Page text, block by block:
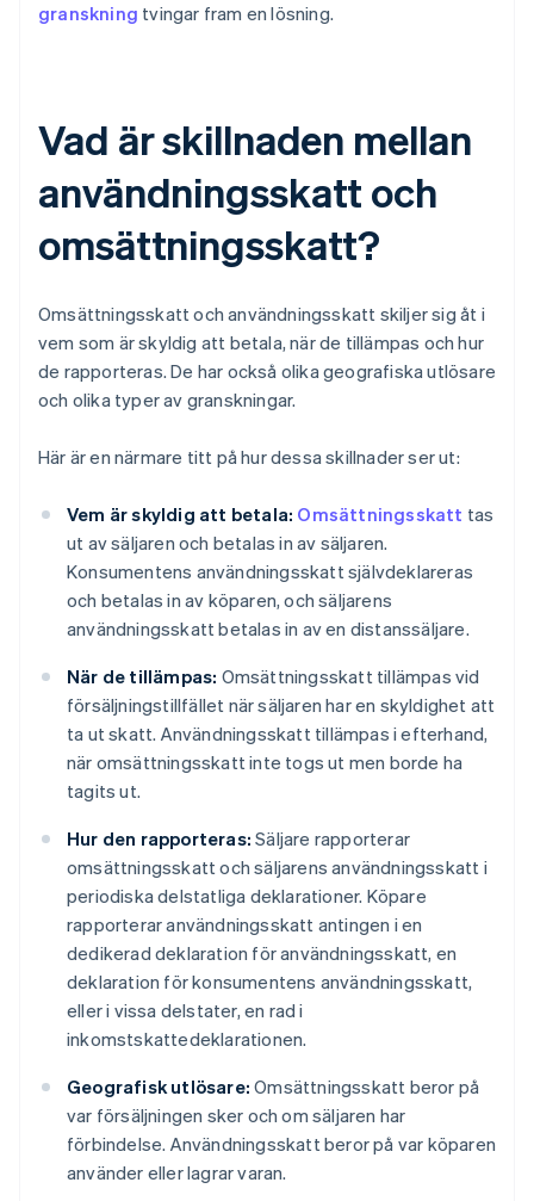
granskning tvingar fram en lösning.
Vad är skillnaden mellan
användningsskatt och
omsättningsskatt?
Omsättningsskatt och användningsskatt skiljer sig åt i
vem som är skyldig att betala, när de tillämpas och hur
de rapporteras. De har också olika geografiska utlösare
och olika typer av granskningar.
Här är en närmare titt på hur dessa skillnader ser ut:
Vem är skyldig att betala: Omsättningsskatt tas
ut av säljaren och betalas in av säljaren.
Konsumentens användningsskatt självdeklareras
och betalas in av köparen, och säljarens
användningsskatt betalas in av en distanssäljare.
När de tillämpas: Omsättningsskatt tillämpas vid
försäljningstillfället när säljaren har en skyldighet att
ta ut skatt. Användningsskatt tillämpas i efterhand,
när omsättningsskatt inte togs ut men borde ha
tagits ut.
Hur den rapporteras: Säljare rapporterar
omsättningsskatt och säljarens användningsskatt i
periodiska delstatliga deklarationer. Köpare
rapporterar användningsskatt antingen i en
dedikerad deklaration för användningsskatt, en
deklaration för konsumentens användningsskatt,
eller i vissa delstater, en rad i
inkomstskattedeklarationen.
Geografisk utlösare: Omsättningsskatt beror på
var försäljningen sker och om säljaren har
förbindelse. Användningsskatt beror på var köparen
använder eller lagrar varan.